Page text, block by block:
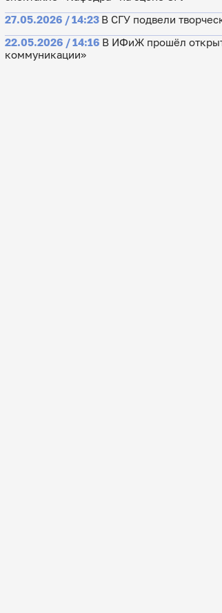
27.05.2026 / 14:23 В СГУ подвели
22.05.2026 / 14:16 В ИФиЖ прошёл
коммуникации»